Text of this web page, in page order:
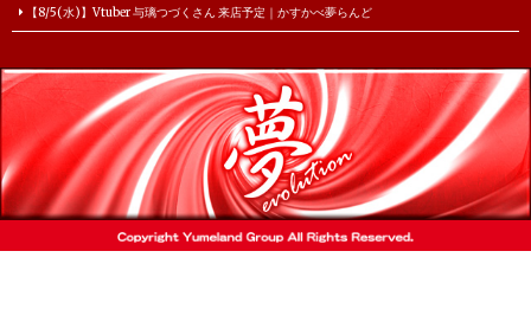
【8/5(水)】Vtuber 与璃つづくさん 来店予定｜かすかべ夢らんど